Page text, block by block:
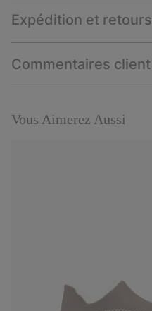
Expédition et retours
Commentaires client
Vous Aimerez Aussi